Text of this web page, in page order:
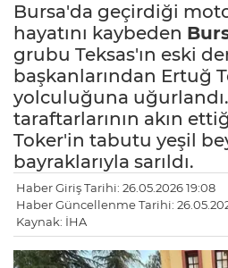
Bursa'da geçirdiği
hayatını kaybeden
grubu Teksas'ın eski
başkanlarından Ertuğ
yolculuğuna uğurlandı.
taraftarlarının akın
Toker'in tabutu yeşil
bayraklarıyla sarıldı.
Haber Giriş Tarihi: 26.05.2026 19:08
Haber Güncellenme Tarihi:
Kaynak: İHA